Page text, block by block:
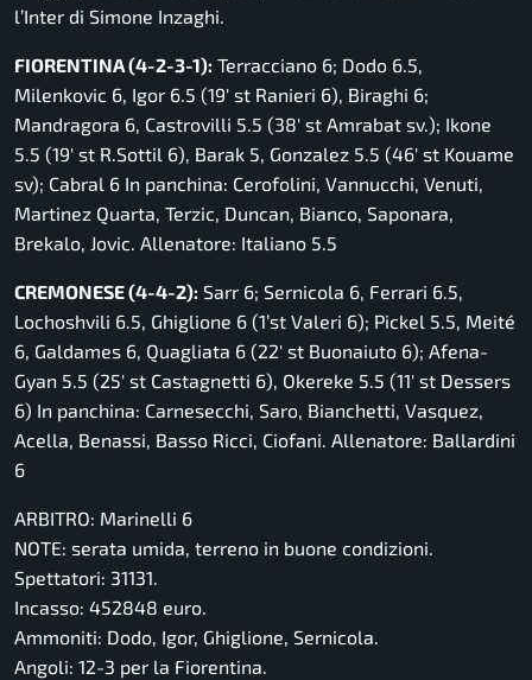
l’Inter di Simone Inzaghi.
FIORENTINA (4-2-3-1): Terracciano 6; Dodo 6.5,
Milenkovic 6, Igor 6.5 (19′ st Ranieri 6), Biraghi 6;
Mandragora 6, Castrovilli 5.5 (38′ st Amrabat sv.); Ikone
5.5 (19′ st R.Sottil 6), Barak 5, Gonzalez 5.5 (46′ st Kouame
sv); Cabral 6 In panchina: Cerofolini, Vannucchi, Venuti,
Martinez Quarta, Terzic, Duncan, Bianco, Saponara,
Brekalo, Jovic. Allenatore: Italiano 5.5
CREMONESE (4-4-2): Sarr 6; Sernicola 6, Ferrari 6.5,
Lochoshvili 6.5, Ghiglione 6 (1’st Valeri 6); Pickel 5.5, Meité
6, Galdames 6, Quagliata 6 (22′ st Buonaiuto 6); Afena-
Gyan 5.5 (25′ st Castagnetti 6), Okereke 5.5 (11′ st Dessers
6) In panchina: Carnesecchi, Saro, Bianchetti, Vasquez,
Acella, Benassi, Basso Ricci, Ciofani. Allenatore: Ballardini
6
ARBITRO: Marinelli 6
NOTE: serata umida, terreno in buone condizioni.
Spettatori: 31131.
Incasso: 452848 euro.
Ammoniti: Dodo, Igor, Ghiglione, Sernicola.
Angoli: 12-3 per la Fiorentina.